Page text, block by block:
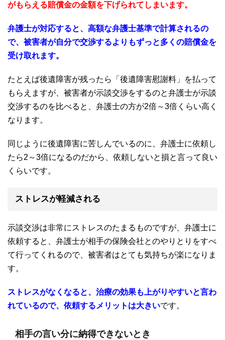
がもらえる賠償金の金額を下げられてしまいます。
弁護士が対応すると、高額な弁護士基準で計算されるの
で、被害者が自分で交渉するよりもずっと多くの賠償金を
受け取れます。
たとえば後遺障害が残ったら「後遺障害慰謝料」を払って
もらえますが、被害者が示談交渉をするのと弁護士が示談
交渉するのを比べると、弁護士の方が2倍～3倍くらい高く
なります。
同じように後遺障害に苦しんでいるのに、弁護士に依頼し
たら2 ～3倍になるのだから、依頼しないと損と言って良い
くらいです。
ストレスが軽減される
示談交渉は非常にストレスのたまるものですが、弁護士に
依頼すると、弁護士が相手の保険会社とのやりとりをすべ
て行ってくれるので、被害者はとても気持ちが楽になりま
す。
ストレスがなくなると、治療の効果も上がりやすいと言わ
れているので、依頼するメリットは大きいです。
相手の言い分に納得できないとき